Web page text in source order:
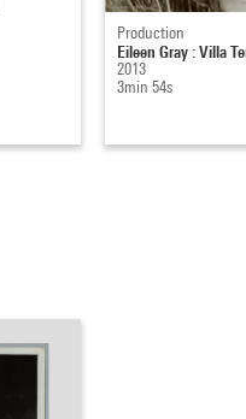
Production
Eileen Gray : Villa
2013
3min 54s